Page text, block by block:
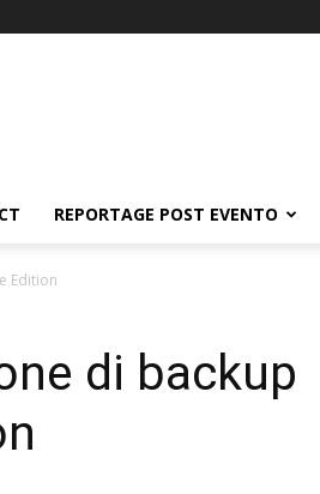
REPORTAGE POST EVENTO
Edition
di backup